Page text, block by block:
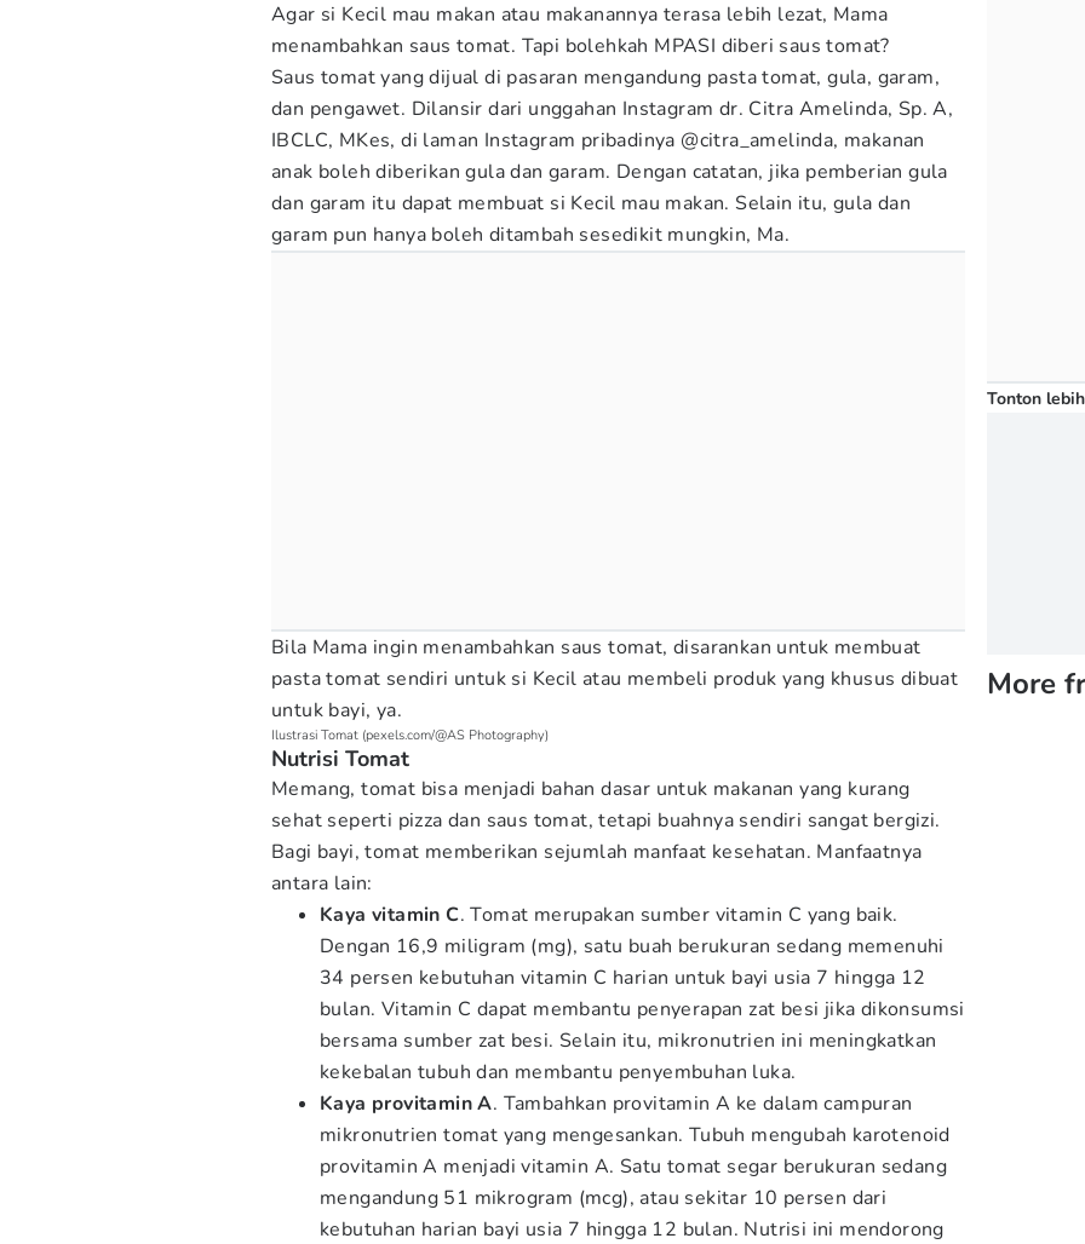
Agar si Kecil mau makan atau makanannya terasa lebih lezat, Mama
menambahkan saus tomat. Tapi bolehkah MPASI diberi saus tomat?
Saus tomat yang dijual di pasaran mengandung pasta tomat, gula, garam,
dan pengawet. Dilansir dari unggahan Instagram dr. Citra Amelinda, Sp. A,
IBCLC, MKes, di laman Instagram pribadinya @citra_amelinda, makanan
anak boleh diberikan gula dan garam. Dengan catatan, jika pemberian gula
dan garam itu dapat membuat si Kecil mau makan. Selain itu, gula dan
garam pun hanya boleh ditambah sesedikit mungkin, Ma.
Bila Mama ingin menambahkan saus tomat, disarankan untuk membuat
pasta tomat sendiri untuk si Kecil atau membeli produk yang khusus dibuat
untuk bayi, ya.
Ilustrasi Tomat (pexels.com/@AS Photography)
Nutrisi Tomat
Memang, tomat bisa menjadi bahan dasar untuk makanan yang kurang
sehat seperti pizza dan saus tomat, tetapi buahnya sendiri sangat bergizi.
Bagi bayi, tomat memberikan sejumlah manfaat kesehatan. Manfaatnya
antara lain:
Kaya vitamin C. Tomat merupakan sumber vitamin C yang baik.
Dengan 16,9 miligram (mg), satu buah berukuran sedang memenuhi
34 persen kebutuhan vitamin C harian untuk bayi usia 7 hingga 12
bulan. Vitamin C dapat membantu penyerapan zat besi jika dikonsumsi
bersama sumber zat besi. Selain itu, mikronutrien ini meningkatkan
kekebalan tubuh dan membantu penyembuhan luka.
Kaya provitamin A. Tambahkan provitamin A ke dalam campuran
mikronutrien tomat yang mengesankan. Tubuh mengubah karotenoid
provitamin A menjadi vitamin A. Satu tomat segar berukuran sedang
mengandung 51 mikrogram (mcg), atau sekitar 10 persen dari
kebutuhan harian bayi usia 7 hingga 12 bulan. Nutrisi ini mendorong
Tonton
More